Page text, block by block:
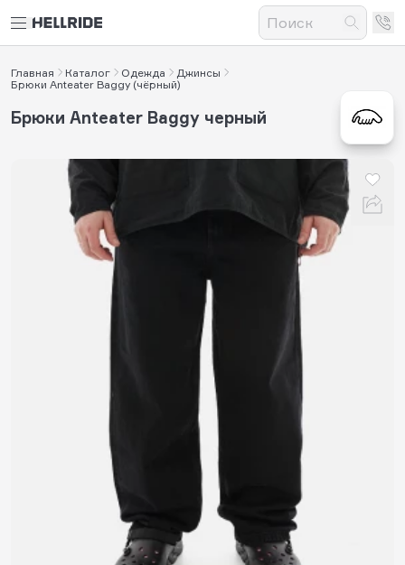
Главная Каталог Одежда
Джинсы
Брюки Anteater Baggy (чёрный)
Брюки Anteater Baggy черный